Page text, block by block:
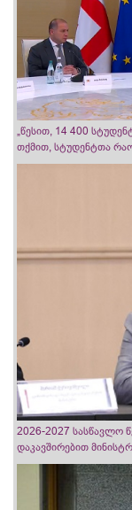
„წესით, 14 400
თქმით, სტუდენტთა
2026-2027 სასწავლო
დაკავშირებით